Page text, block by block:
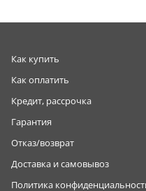
Как купить
Как оплатить
Кредит, рассрочка
Гарантия
Отказ/возврат
Доставка и самовывоз
Политика